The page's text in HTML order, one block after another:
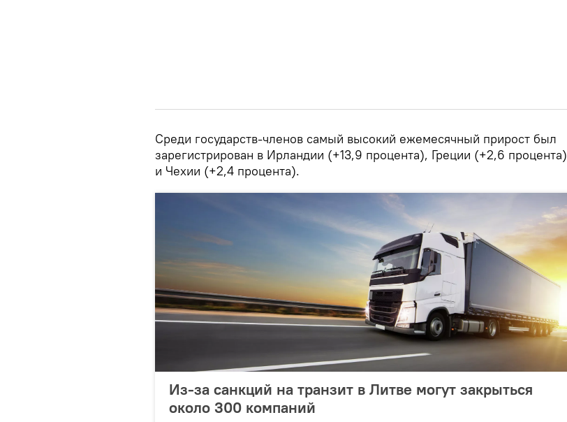
Среди государств-членов самый высокий ежемесячный прирост был
зарегистрирован в Ирландии (+13,9 процента), Греции (+2,6 процента)
и Чехии (+2,4 процента).
Из-за санкций на транзит в Литве могут закрыться
около 300 компаний